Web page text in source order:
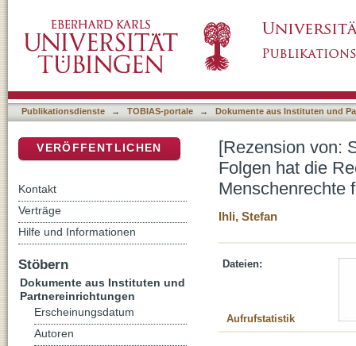
Rechtsprechung des Europäischen
Arbeitsrecht in Deutschland?]
Publikationsdienste → TOBIAS-portale → Dokumente aus Instituten und
[Rezension von:
Folgen hat die
Menschenrechte
Ihli, Stefan
Dateien:
Aufrufstatistik
VERÖFFENTLICHEN
Kontakt
Verträge
Hilfe und Informationen
Stöbern
Dokumente aus Instituten und
Partnereinrichtungen
Erscheinungsdatum
Autoren